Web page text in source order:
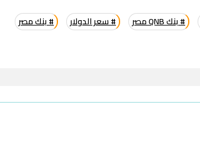
# بنك QNB مصر # سعر الدولار
# بنك مصر